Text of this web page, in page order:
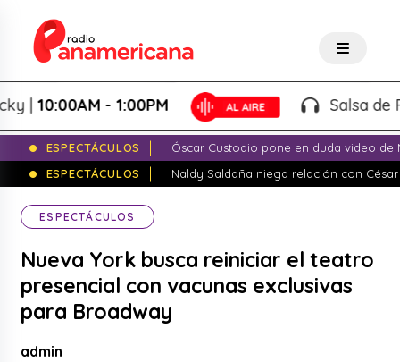
10:00AM - 1:00PM Salsa de
ESPECTÁCULOS
Óscar Custodio pone en duda video de
ESPECTÁCULOS
Naldy Saldaña niega relación con
ESPECTÁCULOS
Nueva York busca reiniciar el teatro
presencial con vacunas exclusivas
para Broadway
admin